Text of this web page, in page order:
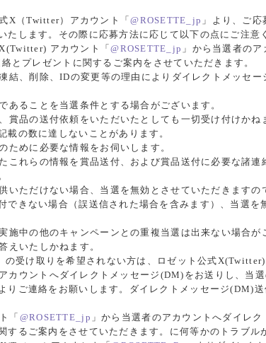
X（Twitter）アカウント「@ROSETTE_jp 」より、ご
たします。その際に応募方法に応じて以下の点にご注意
アカウント「@ROSETTE_jp 」から当選者の
とプレゼントに関するご案内をさせていただきます。
結、削除、IDの変更等の理由によりダイレクトメッセ
あることを当選条件とする場合がございます。
賞品の送付依頼をいただいたとしても一切受け付けかね
載の数に達しないことがあります。
ために必要な情報をお伺いします。
これらの情報を賞品送付、および賞品送付に必要な諸
いただけない場合、当選を無効とさせていただきます
できない場合（誤送信された場合を含みます）、当選を
施中の他のキャンペーンとの重複当選は出来ない場合が
えいたしかねます。
の受け取りを希望されない方は、ロゼット公式X(Twitter)
カウントへダイレクトメッセージ(DM)をお送りし、当
りご連絡をお願いします。ダイレクトメッセージ(DM)
「 @ROSETTE_jp 」から当選者のアカウントへダイレ
するご案内をさせていただきます。に何等かのトラブル